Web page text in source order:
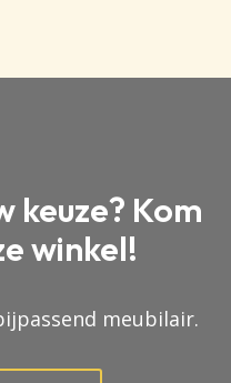
keuze? Kom
winkel!
meubilair.